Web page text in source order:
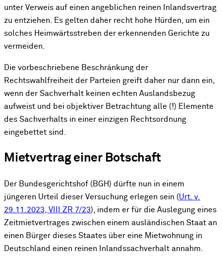
unter Verweis auf einen angeblichen reinen Inlandsvertrag
zu entziehen. Es gelten daher recht hohe Hürden, um ein
solches Heimwärtsstreben der erkennenden Gerichte zu
vermeiden.
Die vorbeschriebene Beschränkung der
Rechtswahlfreiheit der Parteien greift daher nur dann ein,
wenn der Sachverhalt keinen echten Auslandsbezug
aufweist und bei objektiver Betrachtung alle (!) Elemente
des Sachverhalts in einer einzigen Rechtsordnung
eingebettet sind.
Mietvertrag einer Botschaft
Der Bundesgerichtshof (BGH) dürfte nun in einem
jüngeren Urteil dieser Versuchung erlegen sein (Urt. v.
29.11.2023, VIII ZR 7/23), indem er für die Auslegung eines
Zeitmietvertrages zwischen einem ausländischen Staat an
einen Bürger dieses Staates über eine Mietwohnung in
Deutschland einen reinen Inlandssachverhalt annahm.